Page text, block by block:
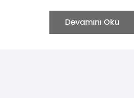
Devamını Oku